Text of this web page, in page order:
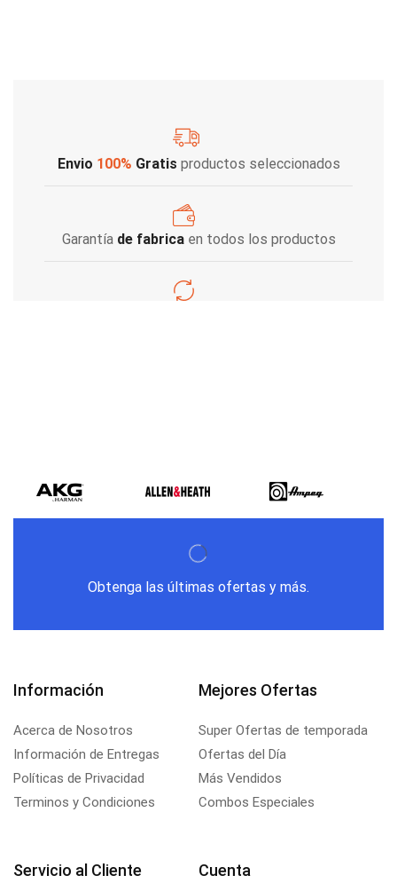
Envio 100% Gratis productos seleccionados
Garantía de fabricaen todos los productos
Obtenga las últimas ofertas y más.
Información
Acerca de Nosotros
Información de Entregas
Políticas de Privacidad
Terminos y Condiciones
Mejores Ofertas
Super Ofertas de temporada
Ofertas del Día
Más Vendidos
Combos Especiales
Servicio al Cliente Cuenta